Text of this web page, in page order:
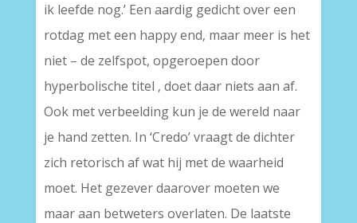
ik leefde nog.’ Een aardig gedicht over een
rotdag met een happy end, maar meer is het
niet – de zelfspot, opgeroepen door
hyperbolische titel , doet daar niets aan af.
Ook met verbeelding kun je de wereld naar
je hand zetten. In ‘Credo’ vraagt de dichter
zich retorisch af wat hij met de waarheid
moet. Het gezever daarover moeten we
maar aan betweters overlaten. De laatste